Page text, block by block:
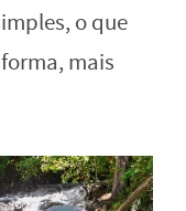
o que
mais